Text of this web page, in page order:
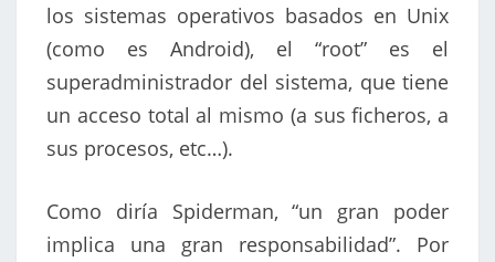
los sistemas operativos basados en Unix
(como es Android), el “root” es el
superadministrador del sistema, que tiene
un acceso total al mismo (a sus ficheros, a
sus procesos, etc…).
Como diría Spiderman, “un gran poder
implica una gran responsabilidad”. Por